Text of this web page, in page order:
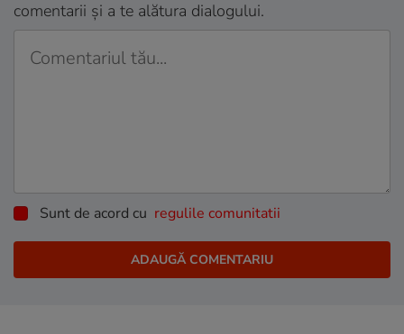
comentarii și a te alătura dialogului.
Sunt de acord cu regulile comunitatii